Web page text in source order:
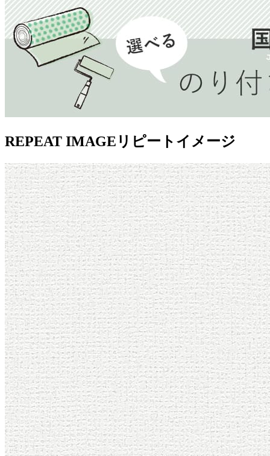
REPEAT IMAGE リピートイメージ